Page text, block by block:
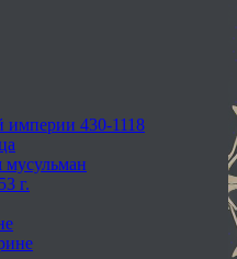
империи 430-1118
мусульман
г.